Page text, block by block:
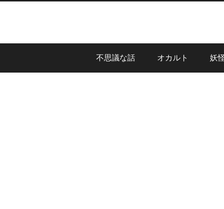
不思議な話 オカルト 妖